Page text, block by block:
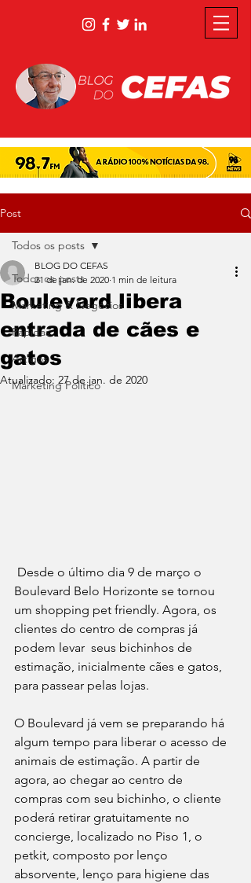
Post
Todos os posts
Marketing & Negócios
Rápidas
Artigos
Marketing Político
Todos os posts
Boulevard libera
entrada de cães e
gatos
BLOG DO CEFAS
21 de jan. de 2020 1 min de leitura
Atualizado: 27 de jan. de 2020
Boulevard Belo Horizonte se tornou
um shopping pet friendly. Agora, os
clientes do centro de compras já
podem levar  seus bichinhos de
estimação, inicialmente cães e gatos,
para passear pelas lojas.
O Boulevard já vem se preparando há
algum tempo para liberar o acesso de
animais de estimação. A partir de
agora, ao chegar ao centro de
compras com seu bichinho, o cliente
poderá retirar gratuitamente no
concierge, localizado no Piso 1, o
petkit, composto por lenço
absorvente, lenço para higiene das